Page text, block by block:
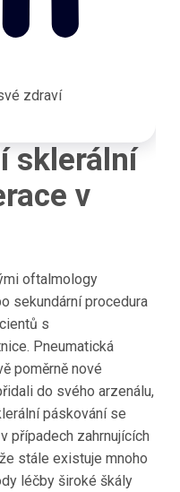
zdraví
sklerální
v
oftalmology
sekundární procedura
s
Pneumatická
poměrně nové
do svého arzenálu,
páskování se
případech zahrnujících
stále existuje mnoho
léčby široké škály